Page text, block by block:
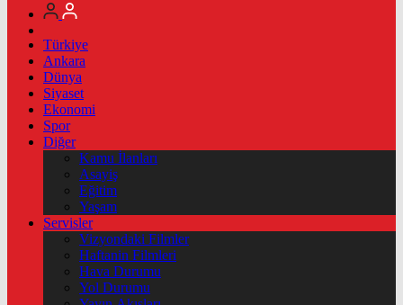
Türkiye
Ankara
Dünya
Siyaset
Ekonomi
Spor
Diğer
Kamu İlanları
Asayiş
Eğitim
Yaşam
Servisler
Vizyondaki Filmler
Haftanin Filmleri
Hava Durumu
Yol Durumu